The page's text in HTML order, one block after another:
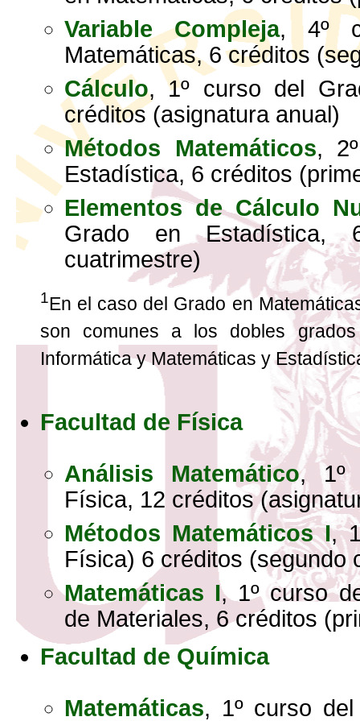
Variable Compleja, 4º
Matemáticas, 6 créditos
Cálculo, 1º curso del
créditos (asignatura anual)
Métodos Matemáticos,
Estadística, 6 créditos
Elementos de Cálculo
Grado en Estadística,
cuatrimestre)
1En el caso del Grado en
son comunes a los dobles
Informática y Matemáticas y
Facultad de Física
Análisis Matemático, 1º
Física, 12 créditos
Métodos Matemáticos I,
Física) 6 créditos (segundo
Matemáticas I, 1º curso
de Materiales, 6 créditos
Facultad de Química
Matemáticas, 1º curso